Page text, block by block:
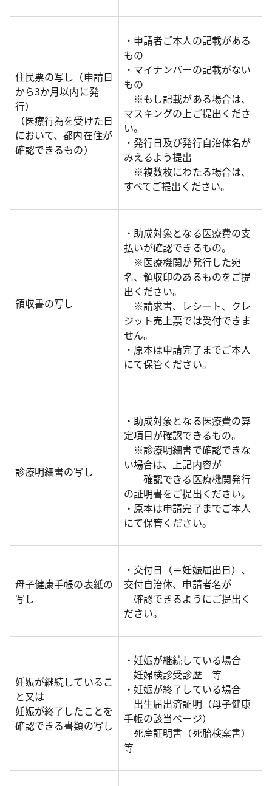
住民票の写し（申請日
から3か月以内に発
行）
（医療行為を受けた日
において、都内在住が
確認できるもの）
・申請者ご本人の記載がある
もの
・マイナンバーの記載がない
もの
※もし記載がある場合は、
マスキングの上ご提出くださ
い。
・発行日及び発行自治体名が
みえるよう提出
※複数枚にわたる場合は、
すべてご提出ください。
領収書の写し
・助成対象となる医療費の支
払いが確認できるもの。
※医療機関が発行した宛
名、領収印のあるものをご提
出ください。
※請求書、レシート、クレ
ジット売上票では受付できま
せん。
・原本は申請完了までご本人
にて保管ください。
診療明細書の写し
・助成対象となる医療費の算
定項目が確認できるもの。
※診療明細書で確認できな
い場合は、上記内容が
確認できる医療機関発行
の証明書をご提出ください。
・原本は申請完了までご本人
にて保管ください。
母子健康手帳の表紙の
写し
・交付日（＝妊娠届出日）、
交付自治体、申請者名が
確認できるようにご提出く
ださい。
妊娠が継続しているこ
と又は
妊娠が終了したことを
確認できる書類の写し
・妊娠が継続している場合
妊婦検診受診歴 等
・妊娠が終了している場合
出生届出済証明（母子健康
手帳の該当ページ）
死産証明書（死胎検案書）
等